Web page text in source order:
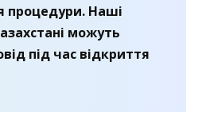
процедури. Наші
можуть
під час відкриття